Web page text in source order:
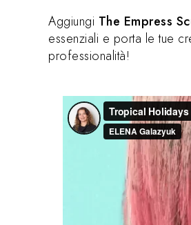
Aggiungi The Empress
essenziali e porta le tue
professionalità!